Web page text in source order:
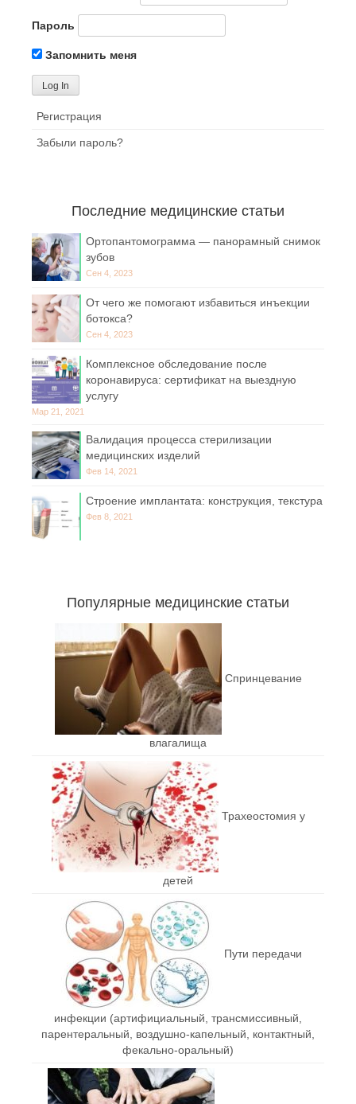
Пароль
Запомнить меня
Регистрация
Забыли пароль?
Последние медицинские статьи
Ортопантомограмма — панорамный снимок
зубов
Сен 4, 2023
От чего же помогают избавиться инъекции
ботокса?
Сен 4, 2023
Комплексное обследование после
коронавируса: сертификат на выездную
услугу
Мар 21, 2021
Валидация процесса стерилизации
медицинских изделий
Фев 14, 2021
Строение имплантата: конструкция, текстура
Фев 8, 2021
Популярные медицинские статьи
Спринцевание
влагалища
Трахеостомия у
детей
Пути передачи
инфекции (артифициальный, трансмиссивный,
парентеральный, воздушно-капельный, контактный,
фекально-оральный)